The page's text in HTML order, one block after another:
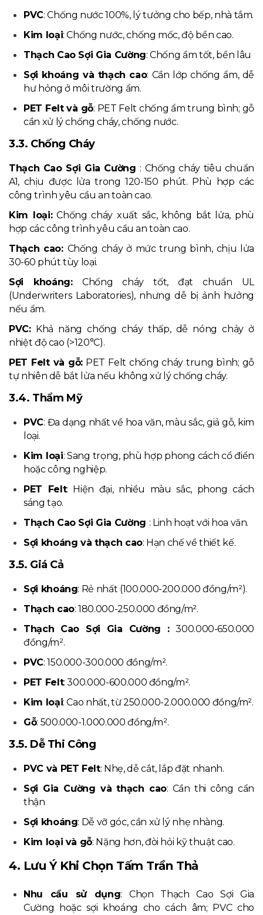
PVC: Chống nước 100%, lý tưởng cho bếp, nhà tắm.
Kim loại: Chống nước, chống mốc, độ bền cao.
Thạch Cao Sợi Gia Cường: Chống ẩm tốt, bền lâu
Sợi khoáng và thạch cao: Cần lớp chống ẩm, dễ
hư hỏng ở môi trường ẩm.
PET Felt và gỗ: PET Felt chống ẩm trung bình; gỗ
cần xử lý chống cháy, chống nước.
3.3. Chống Cháy
Thạch Cao Sợi Gia Cường : Chống cháy tiêu chuẩn
A1, chịu được lửa trong 120-150 phút. Phù hợp các
công trình yêu cầu an toàn cao.
Kim loại:Chống cháy xuất sắc, không bắt lửa, phù
hợp các công trình yêu cầu an toàn cao.
Thạch cao: Chống cháy ở mức trung bình, chịu lửa
30-60 phút tùy loại.
Sợi khoáng:Chống cháy tốt, đạt chuẩn UL
(Underwriters Laboratories), nhưng dễ bị ảnh hưởng
nếu ẩm.
PVC:Khả năng chống cháy thấp, dễ nóng chảy ở
nhiệt độ cao (>120°C).
PET Felt và gỗ: PET Felt chống cháy trung bình; gỗ
tự nhiên dễ bắt lửa nếu không xử lý chống cháy.
3.4. Thẩm Mỹ
PVC: Đa dạng nhất về hoa văn, màu sắc, giả gỗ, kim
loại.
Kim loại: Sang trọng, phù hợp phong cách cổ điển
hoặc công nghiệp.
PET Felt: Hiện đại, nhiều màu sắc, phong cách
sáng tạo.
Thạch Cao Sợi Gia Cường : Linh hoạt với hoa văn.
Sợi khoáng và thạch cao: Hạn chế về thiết kế.
3.5. Giá Cả
Sợi khoáng: Rẻ nhất (100.000-200.000 đồng/m²).
Thạch cao: 180.000-250.000 đồng/m².
Thạch Cao Sợi Gia Cường :300.000-650.000
đồng/m².
PVC: 150.000-300.000 đồng/m².
PET Felt: 300.000-600.000 đồng/m².
Kim loại: Cao nhất, từ 250.000-2.000.000 đồng/m².
Gỗ: 500.000-1.000.000 đồng/m².
3.5. Dễ Thi Công
PVC và PET Felt: Nhẹ, dễ cắt, lắp đặt nhanh.
Sợi Gia Cường và thạch cao: Cần thi công cẩn
thận
Sợi khoáng: Dễ vỡ góc, cần xử lý nhẹ nhàng.
Kim loại và gỗ: Nặng hơn, đòi hỏi kỹ thuật cao.
4. Lưu Ý Khi Chọn Tấm Trần Thả
Nhu cầu sử dụng: Chọn Thạch Cao Sợi Gia
Cường hoặc sợi khoáng cho cách âm; PVC cho